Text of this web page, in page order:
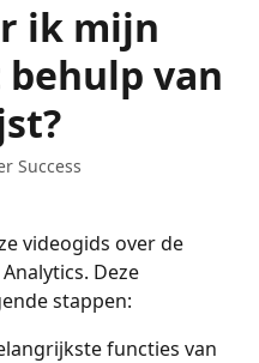
ik mijn
van
Success
videogids over de
Deze
stappen:
functies van